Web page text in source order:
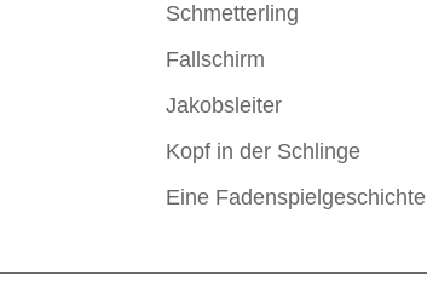
Schmetterling
Fallschirm
Jakobsleiter
Kopf in der Schlinge
Eine Fadenspielgeschichte